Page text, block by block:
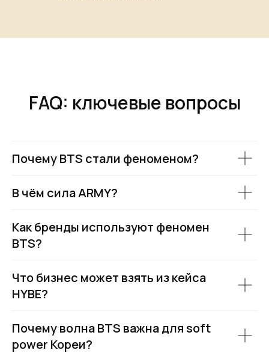
FAQ: ключевые вопросы
Почему BTS стали феноменом?
В чём сила ARMY?
Как бренды используют феномен
BTS?
Что бизнес может взять из кейса
HYBE?
Почему волна BTS важна для soft
power Кореи?